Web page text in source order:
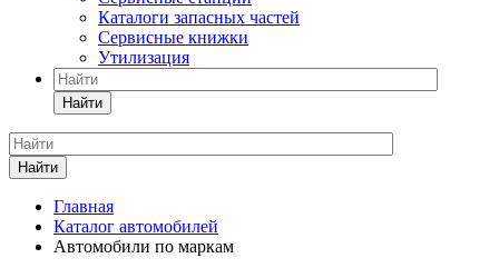
Каталоги запасных частей
Сервисные книжки
Утилизация
Найти
Найти
Главная
Каталог автомобилей
Автомобили по маркам